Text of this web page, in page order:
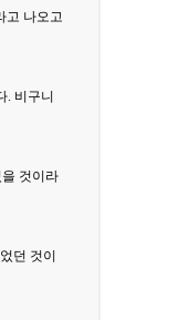
고 나오고
. 비구니
것이라
던 것이